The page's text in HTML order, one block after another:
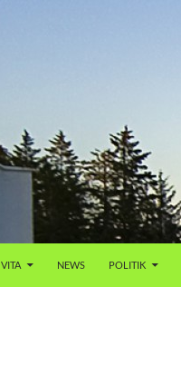
VITA NEWS POLITIK